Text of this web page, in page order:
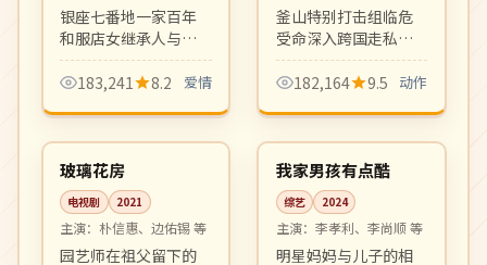
银座七番地一家百年
和服店女继承人与设
计师的现代职场爱
情。优雅怀旧氛围、
品质日剧。
183,241 8.2 爱情
釜山特别打击组临危
受命深入跨国走私集
团，飙车、枪战、肉
搏一气呵成。该片延
片传统，是近年口碑
动作大片代表作。
182,164 9.5 动作
韩国
完结 16:50
玻璃花房
电视剧 2021
主演： 朴信惠、边佑锡 等
园艺师在祖父留下的
韩国
热播 06:29
我家男孩有点酷
综艺 2024
主演： 李孝利、李尚顺 等
明星妈妈与儿子的相